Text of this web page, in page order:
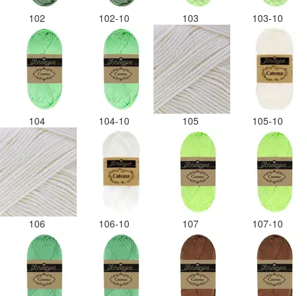
102 102-10 103 103-10
104 104-10 105 105-10
106 106-10 107 107-10